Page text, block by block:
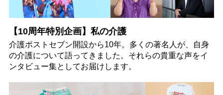
【10周年特別企画】私の介護
介護ポストセブン開設から10年。多くの著名人が、自身
の介護について語ってきました。それらの貴重な声をイ
ンタビュー集としてお届けします。